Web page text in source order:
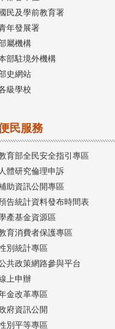
國民及學前教育署
年發展署
屬機構
部駐境外機構
史網站
級學校
民服務
育部全民安全指引專區
人體研究倫理申訴
助資訊公開專區
告統計資料發布時間表
產基金資源區
育消費者保護專區
別統計專區
共政策網路參與平台
上申辦
金改革專區
府資訊公開
別平等專區